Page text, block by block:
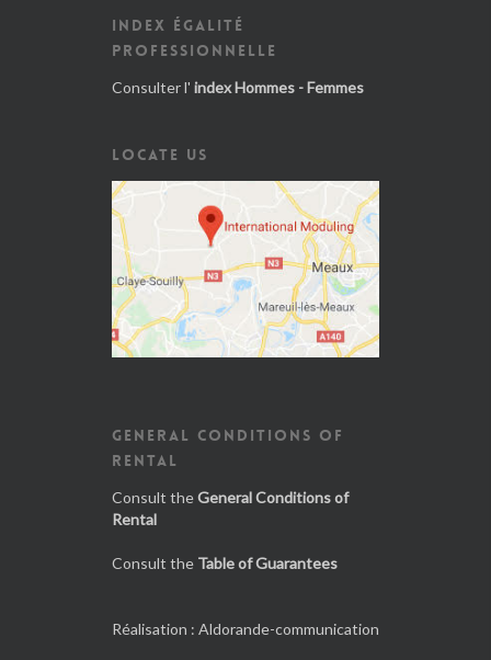
INDEX ÉGALITÉ
PROFESSIONNELLE
Consulter l' index Hommes - Femmes
LOCATE US
GENERAL CONDITIONS OF
RENTAL
Consult theGeneral Conditions of
Rental
Consult the Table of Guarantees
Réalisation : Aldorande-communication